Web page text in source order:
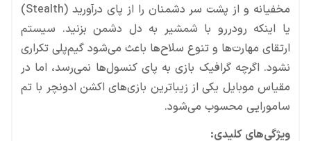
مخفیانه و از پشت سر دشمنان را از پای درآورید (Stealth)
یا اینکه رو‌در‌رو با شمشیر به دل دشمن بزنید. سیستم
ارتقای مهارت‌ها و تنوع سلاح‌ها باعث می‌شود گیم‌پلی تکراری
نشود. اگرچه گرافیک بازی به پای کنسول‌ها نمی‌رسد، اما در
مقیاس موبایل یکی از زیباترین بازی‌های اکشن ادونچر با تم
سامورایی محسوب می‌شود.
ویژگی‌های کلیدی: